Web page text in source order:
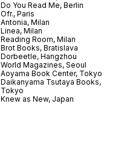
Do You Read Me, Berlin
Ofr., Paris
Antonia, Milan
Linea, Milan
Reading Room, Milan
Brot Books, Bratislava
Dorbeetle, Hangzhou
World Magazines, Seoul
Aoyama Book Center, Tokyo
Daikanyama Tsutaya Books,
Tokyo
Knew as New, Japan